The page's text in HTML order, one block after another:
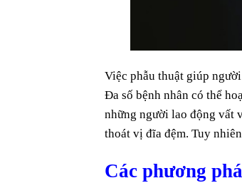
Việc phẫu thuật giúp
Đa số bệnh nhân có thể
những người lao động vất
thoát vị đĩa đệm. Tuy
Các phương